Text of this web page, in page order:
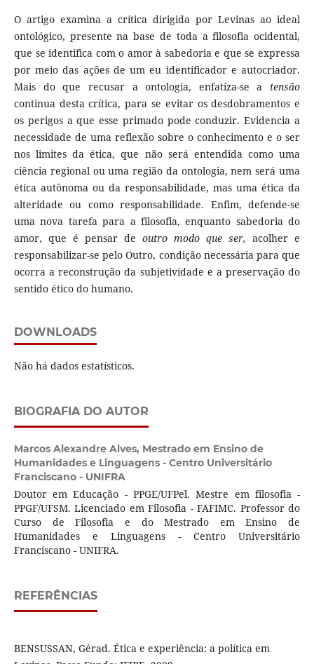
O artigo examina a crítica dirigida por Levinas ao ideal
ontológico, presente na base de toda a filosofia ocidental,
que se identifica com o amor à sabedoria e que se expressa
por meio das ações de um eu identificador e autocriador.
Mais do que recusar a ontologia, enfatiza-se a tensão
continua desta crítica, para se evitar os desdobramentos e
os perigos a que esse primado pode conduzir. Evidencia a
necessidade de uma reflexão sobre o conhecimento e o ser
nos limites da ética, que não será entendida como uma
ciência regional ou uma região da ontologia, nem será uma
ética autônoma ou da responsabilidade, mas uma ética da
alteridade ou como responsabilidade. Enfim, defende-se
uma nova tarefa para a filosofia, enquanto sabedoria do
amor, que é pensar de outro modo que ser,acolher e
responsabilizar-se pelo Outro, condição necessária para que
ocorra a reconstrução da subjetividade e a preservação do
sentido ético do humano.
DOWNLOADS
Não há dados estatísticos.
BIOGRAFIA DO AUTOR
Marcos Alexandre Alves, Mestrado em Ensino de
Humanidades e Linguagens - Centro Universitário
Franciscano - UNIFRA
Doutor em Educação - PPGE/UFPel. Mestre em filosofia -
PPGF/UFSM. Licenciado em Filosofia - FAFIMC. Professor do
Curso de Filosofia e do Mestrado em Ensino de
Humanidades e Linguagens - Centro Universitário
Franciscano - UNIFRA.
REFERÊNCIAS
BENSUSSAN, Gérad. Ética e experiência: a política em